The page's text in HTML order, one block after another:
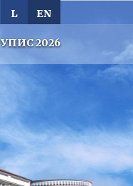
EN
L
УПИС 2026